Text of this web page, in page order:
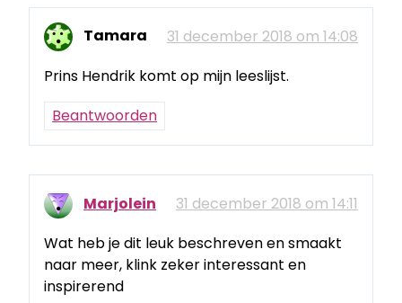
Tamara
31 december 2018 om 14:08
Prins Hendrik komt op mijn leeslijst.
Beantwoorden
Marjolein
31 december 2018 om 14:11
Wat heb je dit leuk beschreven en smaakt
naar meer, klink zeker interessant en
inspirerend